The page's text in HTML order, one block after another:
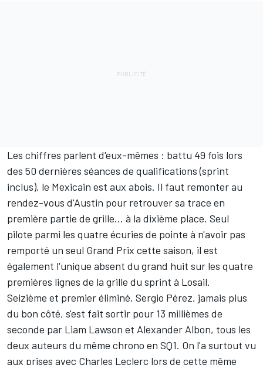
Les chiffres parlent d'eux-mêmes : battu 49 fois lors
des 50 dernières séances de qualifications (sprint
inclus), le Mexicain est aux abois. Il faut remonter au
rendez-vous d'Austin pour retrouver sa trace en
première partie de grille... à la dixième place. Seul
pilote parmi les quatre écuries de pointe à n'avoir pas
remporté un seul Grand Prix cette saison, il est
également l'unique absent du grand huit sur les quatre
premières lignes de la grille du sprint à Losail.
Seizième et premier éliminé, Sergio Pérez, jamais plus
du bon côté, s'est fait sortir pour 13 millièmes de
seconde par Liam Lawson et Alexander Albon, tous les
deux auteurs du même chrono en SQ1. On l'a surtout vu
aux prises avec Charles Leclerc lors de cette même